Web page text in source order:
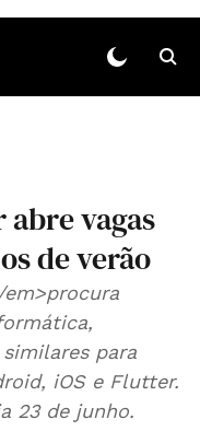
vagas
de verão
para
iOS e Flutter.
23 de junho.